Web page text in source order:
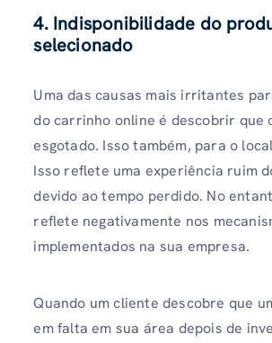
4. Indisponibilidade do
selecionado
Uma das causas mais irritantes
do carrinho online é descobrir que
esgotado. Isso também, para o
Isso reflete uma experiência ruim
devido ao tempo perdido. No
reflete negativamente nos
implementados na sua empresa.
Quando um cliente descobre que
em falta em sua área depois de